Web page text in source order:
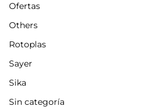
Ofertas
Others
Rotoplas
Sayer
Sika
Sin categoría